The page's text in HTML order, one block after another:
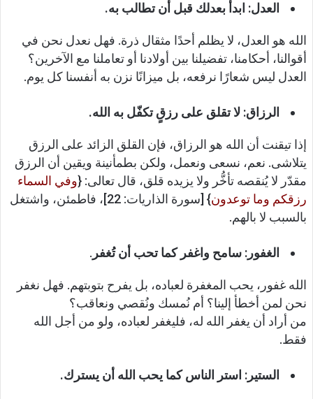
العدل: ابدأ بعدلك قبل أن تطالب به.
الله هو العدل، لا يظلم أحدًا مثقال ذرة. فهل نعدل نحن في
أقوالنا، أحكامنا، تفضيلنا بين أولادنا أو تعاملنا مع الآخرين؟
العدل ليس شعارًا نرفعه، بل ميزانًا نزن به أنفسنا كل يوم.
الرزاق: لا تقلق على رزقٍ تكفّل به الله.
إذا تيقنت أن الله هو الرزاق، فإن القلق الزائد على الرزق
يتلاشى. نعم، نسعى ونعمل، ولكن بطمأنينة ويقين أن الرزق
مقدّر لا يُنقصه تأخُّر ولا يزيده قلق، قال تعالى: {وفي السماء
رزقكم وما توعدون
} [سورة الذاريات: 22]، فاطمئن، واشتغل
بالسبب لا بالهم.
الغفور: سامح واغفر كما تحب أن تُغفر .
الله غفور، يحب المغفرة لعباده، بل يفرح بتوبتهم. فهل نغفر
نحن لمن أخطأ إلينا؟ أم نُمسك ونُقصي ونعاقب؟
من أراد أن يغفر الله له، فليغفر لعباده، ولو من أجل الله
فقط.
الستير: استر الناس كما يحب الله أن يسترك.